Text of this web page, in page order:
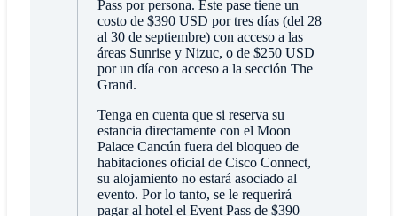
Pass por persona. Este pase tiene un
costo de $390 USD por tres días (del 28
al 30 de septiembre) con acceso a las
áreas Sunrise y Nizuc, o de $250 USD
por un día con acceso a la sección The
Grand.
Tenga en cuenta que si reserva su
estancia directamente con el Moon
Palace Cancún fuera del bloqueo de
habitaciones oficial de Cisco Connect,
su alojamiento no estará asociado al
evento. Por lo tanto, se le requerirá
pagar al hotel el Event Pass de $390